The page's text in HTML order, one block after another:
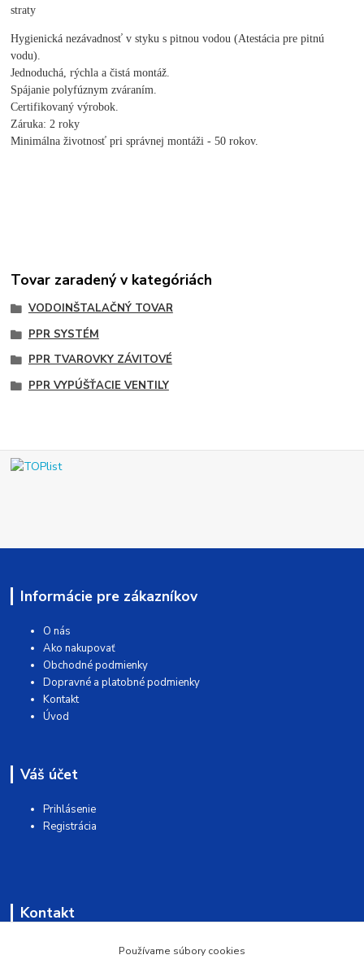
straty
Hygienická nezávadnosť v styku s pitnou vodou (Atestácia pre pitnú
vodu).
Jednoduchá, rýchla a čistá montáž.
Spájanie polyfúznym zváraním.
Certifikovaný výrobok.
Záruka: 2 roky
Minimálna životnosť pri správnej montáži - 50 rokov.
Tovar zaradený v kategóriách
VODOINŠTALAČNÝ TOVAR
PPR SYSTÉM
PPR TVAROVKY ZÁVITOVÉ
PPR VYPÚŠŤACIE VENTILY
Informácie pre zákazníkov
O nás
Ako nakupovať
Obchodné podmienky
Dopravné a platobné podmienky
Kontakt
Úvod
Váš účet
Prihlásenie
Registrácia
Kontakt
Používame súbory cookies